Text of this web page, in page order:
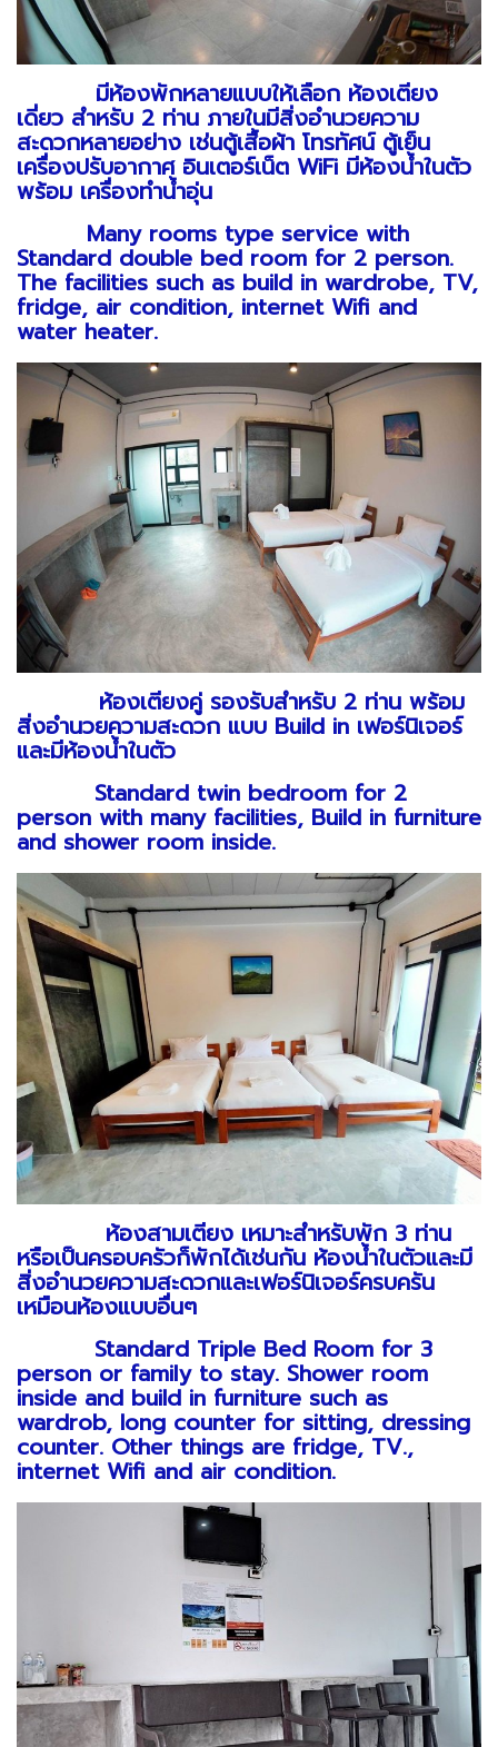
มีห้องพักหลายแบบให้เลือก ห้องเตียง
เดี่ยว สำหรับ 2 ท่าน ภายในมีสิ่งอำนวยความ
สะดวกหลายอย่าง เช่นตู้เสื้อผ้า โทรทัศน์ ตู้เย็น
เครื่องปรับอากาศ อินเตอร์เน็ต WiFi มีห้องน้ำในตัว
พร้อม เครื่องทำน้ำอุ่น
Many rooms type service with
Standard double bed room for 2 person.
The facilities such as build in wardrobe, TV,
fridge, air condition, internet Wifi and
water heater.
ห้องเตียงคู่ รองรับสำหรับ 2 ท่าน พร้อม
สิ่งอำนวยความสะดวก แบบ Build in เฟอร์นิเจอร์
และมีห้องน้ำในตัว
Standard twin bedroom for 2
person with many facilities, Build in furniture
and shower room inside.
ห้องสามเตียง เหมาะสำหรับพัก 3 ท่าน
หรือเป็นครอบครัวก็พักได้เช่นกัน ห้องน้ำในตัวและมี
สิ่งอำนวยความสะดวกและเฟอร์นิเจอร์ครบครัน
เหมือนห้องแบบอื่นๆ
Standard Triple Bed Room for 3
person or family to stay. Shower room
inside and build in furniture such as
wardrob, long counter for sitting, dressing
counter. Other things are fridge, TV.,
internet Wifi and air condition.